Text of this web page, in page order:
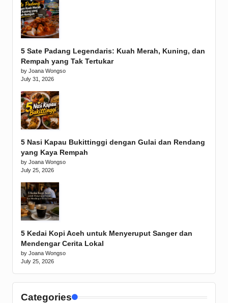
5 Sate Padang Legendaris: Kuah Merah, Kuning, dan
Rempah yang Tak Tertukar
by Joana Wongso
July 31, 2026
5 Nasi Kapau Bukittinggi dengan Gulai dan Rendang
yang Kaya Rempah
by Joana Wongso
July 25, 2026
5 Kedai Kopi Aceh untuk Menyeruput Sanger dan
Mendengar Cerita Lokal
by Joana Wongso
July 25, 2026
Categories